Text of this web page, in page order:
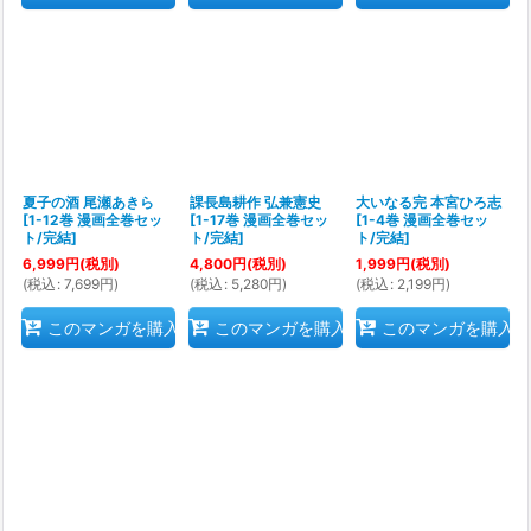
夏子の酒 尾瀬あきら
[1-12巻 漫画全巻セッ
ト/完結]
6,999円(税別)
(税込 : 7,699円)
このマンガを購入
課長島耕作 弘兼憲史
[1-17巻 漫画全巻セッ
ト/完結]
4,800円(税別)
(税込 : 5,280円)
このマンガを購入
大いなる完 本宮ひろ志
[1-4巻 漫画全巻セッ
ト/完結]
1,999円(税別)
(税込 : 2,199円)
このマンガを購入